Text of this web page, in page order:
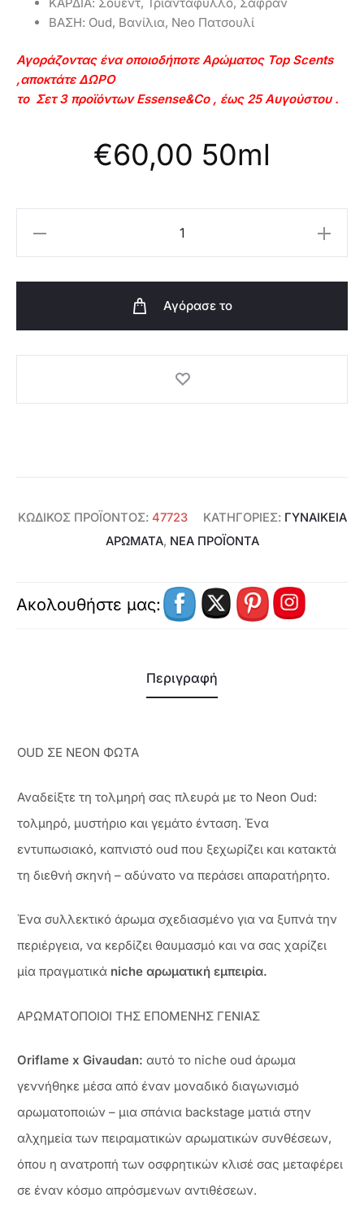
ΒΑΣΗ: Oud, Βανίλια, Neo Πατσουλί
Αγοράζοντας ένα οποιοδήποτε Αρώματος Top Scents
,αποκτάτε ΔΩΡΟ
το Σετ 3 προϊόντων Essense&Co , έως 25 Αυγούστου .
€60,00 50ml
Αγόρασε το
ΚΩΔΙΚΌΣ ΠΡΟΪΌΝΤΟΣ: 47723 ΚΑΤΗΓΟΡΊΕΣ: ΓΥΝΑΙΚΕΊΑ
ΑΡΏΜΑΤΑ, ΝΕΑ ΠΡΟΪΟΝΤΑ
Ακολουθήστε μας:
Περιγραφή
OUD ΣΕ NEON ΦΩΤΑ
Αναδείξτε τη τολμηρή σας πλευρά με το Neon Oud:
τολμηρό, μυστήριο και γεμάτο ένταση. Ένα
εντυπωσιακό, καπνιστό oud που ξεχωρίζει και κατακτά
τη διεθνή σκηνή – αδύνατο να περάσει απαρατήρητο.
Ένα συλλεκτικό άρωμα σχεδιασμένο για να ξυπνά την
περιέργεια, να κερδίζει θαυμασμό και να σας χαρίζει
μία πραγματικά niche αρωματική εμπειρία.
ΑΡΩΜΑΤΟΠΟΙΟΙ ΤΗΣ ΕΠΟΜΕΝΗΣ ΓΕΝΙΑΣ
Oriflame x Givaudan: αυτό το niche oud άρωμα
γεννήθηκε μέσα από έναν μοναδικό διαγωνισμό
αρωματοποιών – μια σπάνια backstage ματιά στην
αλχημεία των πειραματικών αρωματικών συνθέσεων,
όπου η ανατροπή των οσφρητικών κλισέ σας μεταφέρει
σε έναν κόσμο απρόσμενων αντιθέσεων.